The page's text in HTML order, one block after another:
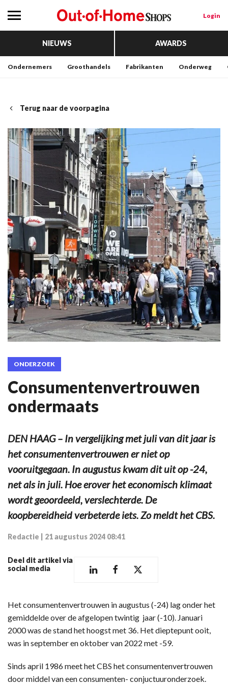
Login
NIEUWS AWARDS
Ondernemers Groothandels Fabrikanten Onderweg
Terug naar de voorpagina
ONDERZOEK
Consumentenvertrouwen
ondermaats
DEN HAAG – In vergelijking met juli van dit jaar is
het consumentenvertrouwen er niet op
vooruitgegaan. In augustus kwam dit uit op -24,
net als in juli. Hoe erover het economisch klimaat
wordt geoordeeld, verslechterde. De
koopbereidheid verbeterde iets. Zo meldt het CBS.
Redactie 21 augustus 2024 08:41
Deel dit artikel via
social media
Het consumentenvertrouwen in augustus (-24) lag onder het
gemiddelde over de afgelopen twintig jaar (-10). Januari
2000 was de stand het hoogst met 36. Het dieptepunt ooit,
was in september en oktober van 2022 met -59.
Sinds april 1986 meet het CBS het consumentenvertrouwen
door middel van een consumenten- conjuctuuronderzoek.